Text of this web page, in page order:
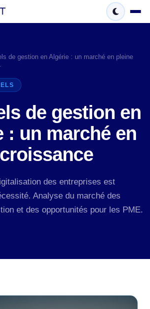
de gestion en Algérie : un marché en pleine
de gestion en
: un marché en
des entreprises est
Analyse du marché des
et des opportunités pour les PME.